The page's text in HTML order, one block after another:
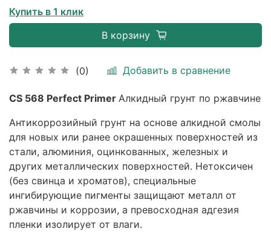
(0) Добавить в сравнение
Купить в 1 клик
В корзину
CS 568 Perfect Primer Алкидный грунт по ржавчине
Антикоррозийный грунт на основе алкидной смолы
для новых или ранее окрашенных поверхностей из
стали, алюминия, оцинкованных, железных и
других металлических поверхностей. Нетоксичен
(без свинца и хроматов), специальные
ингибирующие пигменты защищают металл от
ржавчины и коррозии, а превосходная адгезия
пленки изолирует от влаги.